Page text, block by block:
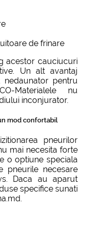
de frinare
acestor cauciucuri
Un alt avantaj
pentru
Materialele nu
inconjurator.
mod confortabil
pneurilor
mai necesita forte
o optiune speciala
pneurile necesare
Daca au aparut
specifice sunati